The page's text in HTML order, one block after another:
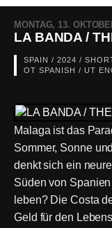
MONTAG, 13.
LA BANDA /
SPAIN / 2024 /
OT SPANISH / UT
Malaga ist das
Sommer, Sonne
denkt sich ein
Süden von
leben? Die Costa
Geld für den